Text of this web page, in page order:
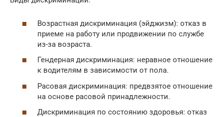
Возрастная дискриминация (эйджизм): отказ в
приеме на работу или продвижении по службе
из-за возраста.
Гендерная дискриминация: неравное отношение
к водителям в зависимости от пола.
Расовая дискриминация: предвзятое отношение
на основе расовой принадлежности.
Дискриминация по состоянию здоровья: отказ